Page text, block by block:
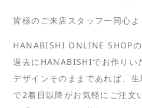
皆様のご来店スタッフ一同心よ
HANABISHI ONLINE SHOP
過去にHANABISHIでお作りい
デザインそのままであれば、
で2着目以降がお気軽にご注文